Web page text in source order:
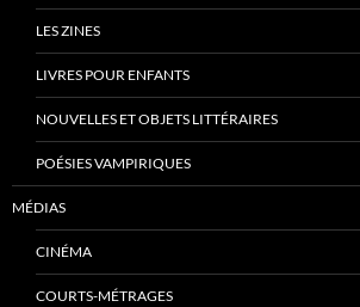
LES ZINES
LIVRES POUR ENFANTS
NOUVELLES ET OBJETS LITTÉRAIRES
POÉSIES VAMPIRIQUES
MÉDIAS
CINÉMA
COURTS-MÉTRAGES